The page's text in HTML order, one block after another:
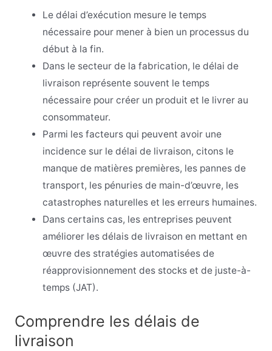
Le délai d’exécution mesure le temps
nécessaire pour mener à bien un processus du
début à la fin.
Dans le secteur de la fabrication, le délai de
livraison représente souvent le temps
nécessaire pour créer un produit et le livrer au
consommateur.
Parmi les facteurs qui peuvent avoir une
incidence sur le délai de livraison, citons le
manque de matières premières, les pannes de
transport, les pénuries de main-d’œuvre, les
catastrophes naturelles et les erreurs humaines.
Dans certains cas, les entreprises peuvent
améliorer les délais de livraison en mettant en
œuvre des stratégies automatisées de
réapprovisionnement des stocks et de juste-à-
temps (JAT).
Comprendre les délais de
livraison